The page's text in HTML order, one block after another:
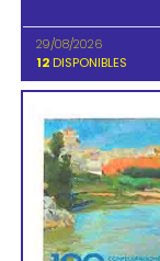
29/08/2026
12 DISPONIBLES